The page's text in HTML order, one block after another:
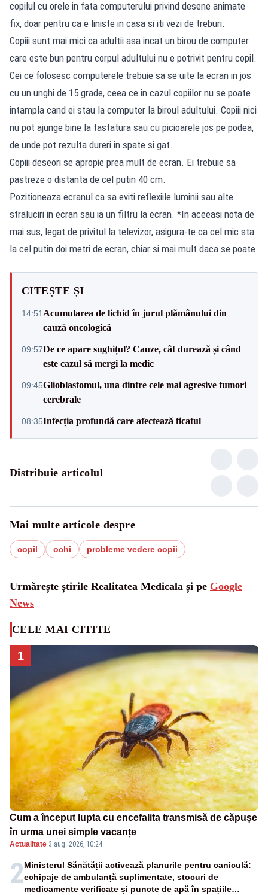
copilul cu orele in fata computerului privind desene animate
fix, doar pentru ca e liniste in casa si iti vezi de treburi.
Copiii sunt mai mici ca adultii asa incat un birou de computer
care este bun pentru corpul adultului nu e potrivit pentru copil.
Cei ce folosesc computerele trebuie sa se uite la ecran in jos
cu un unghi de 15 grade, ceea ce in cazul copiilor nu se poate
intampla cand ei stau la computer la biroul adultului. Copiii nici
nu pot ajunge bine la tastatura sau cu picioarele jos pe podea,
de unde pot rezulta dureri in spate si gat.
Copiii deseori se apropie prea mult de ecran. Ei trebuie sa
pastreze o distanta de cel putin 40 cm.
Pozitioneaza ecranul ca sa eviti reflexiile luminii sau alte
straluciri in ecran sau ia un filtru la ecran. *In aceeasi nota de
mai sus, legat de privitul la televizor, asigura-te ca cel mic sta
la cel putin doi metri de ecran, chiar si mai mult daca se poate.
CITEȘTE ȘI
14:51 Acumularea de lichid în jurul plămânului din
cauză oncologică
09:57De ce apare sughițul? Cauze, cât durează și când
este cazul să mergi la medic
09:45Glioblastomul, una dintre cele mai agresive tumori
cerebrale
08:35Infecția profundă care afectează ficatul
Distribuie articolul
Mai multe articole despre
copil ochi probleme vedere copii
Urmărește știrile Realitatea Medicala și pe Google
News
CELE MAI CITITE
1
Cum a început lupta cu encefalita transmisă de căpușe
în urma unei simple vacanțe
Actualitate·3 aug. 2026, 10:24
2Ministerul Sănătății activează planurile pentru caniculă:
echipaje de ambulanță suplimentate, stocuri de
medicamente verificate și puncte de apă în spațiile